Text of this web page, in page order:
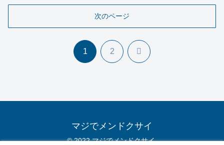
次のページ
1 2 次
マジでメンドクサイ
© 2022 マジでメンドクサイ.